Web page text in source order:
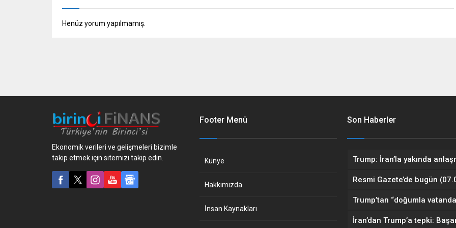
Henüz yorum yapılmamış.
Ekonomik verileri ve gelişmeleri bizimle
takip etmek için sitemizi takip edin.
Footer Menü
Künye
Hakkımızda
İnsan Kaynakları
Son Haberler